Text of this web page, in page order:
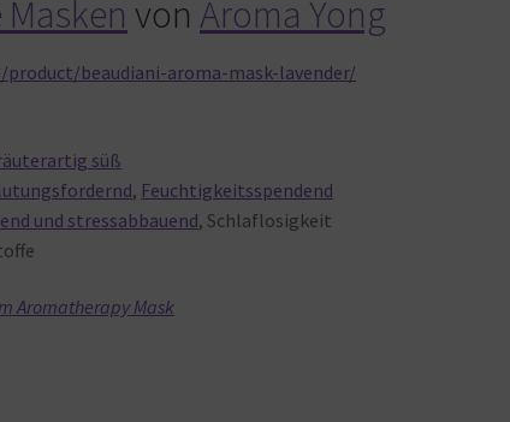
vonAroma Yong
product/beaudiani-aroma-mask-lavender/
süß
, Feuchtigkeitsspendend
und stressabbauend, Schlaflosigkeit
Aromatherapy Mask